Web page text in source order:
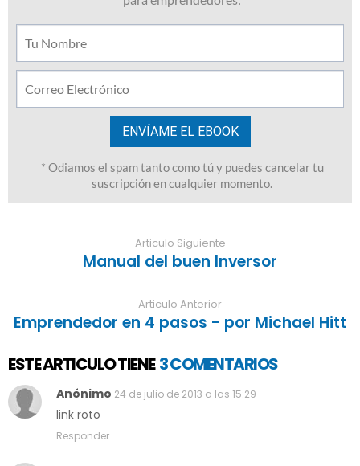
Articulo Siguiente
Manual del buen Inversor
Articulo Anterior
Emprendedor en 4 pasos - por Michael Hitt
ESTE ARTICULO TIENE 3 COMENTARIOS
Anónimo 24 de julio de 2013 a las 15:29
link roto
Responder